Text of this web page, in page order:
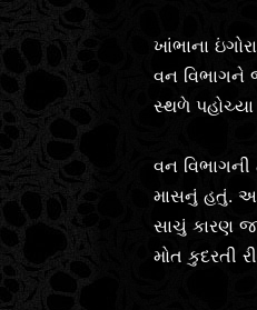
ખાંભાના
વન વિભાગને
સ્થળે પહોચ્યા
વન
માસનું હતું.
સાચું કારણ
મોત કુદરતી